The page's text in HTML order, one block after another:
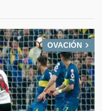
OVACIÓN